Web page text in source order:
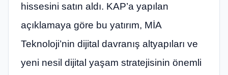
hissesini satın aldı. KAP’a yapılan
açıklamaya göre bu yatırım, MİA
Teknoloji’nin dijital davranış altyapıları ve
yeni nesil dijital yaşam stratejisinin önemli